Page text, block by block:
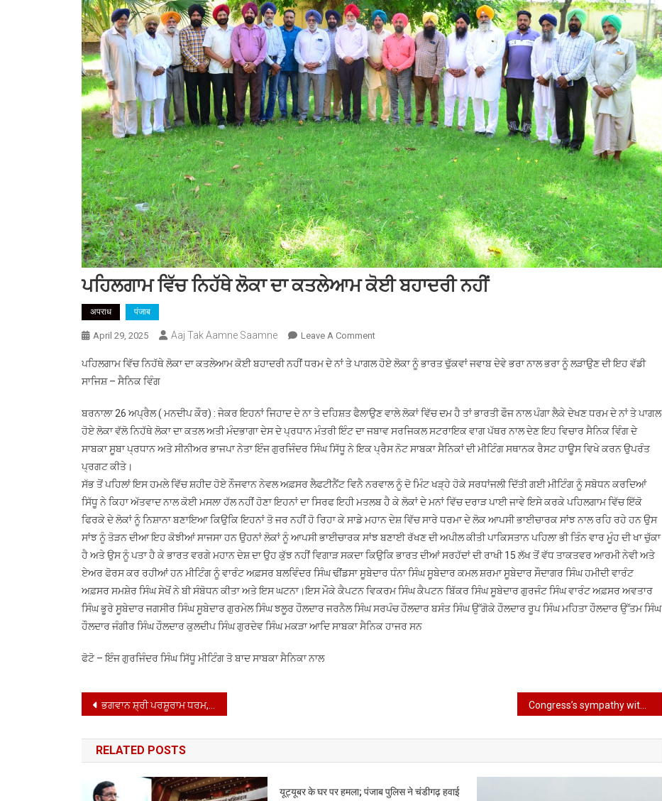
ਪਹਿਲਗਾਮ ਵਿੱਚ ਨਿਹੱਥੇ ਲੋਕਾ ਦਾ ਕਤਲੇਆਮ ਕੋਈ ਬਹਾਦਰੀ ਨਹੀਂ
अपराध पंजाब
April 29, 2025 Aaj Tak Aamne Saamne Leave A CommentOn
ਵਿੱਚ
ਦਾ
ਕਤਲੇਆਮ
ਕੋਈ
ਨਹੀਂ
ਪਹਿਲਗਾਮ ਵਿੱਚ ਨਿਹੱਥੇ ਲੋਕਾ ਦਾ ਕਤਲੇਆਮ ਕੋਈ ਬਹਾਦਰੀ ਨਹੀਂ ਧਰਮ ਦੇ ਨਾਂ ਤੇ ਪਾਗਲ ਹੋਏ ਲੋਕਾ ਨੂੰ ਭਾਰਤ ਢੁੱਕਵਾਂ ਜਵਾਬ ਦੇਵੇ ਭਰਾ ਨਾਲ ਭਰਾ ਨੂੰ ਲੜਾਉਣ ਦੀ ਇਹ ਵੱਡੀ
ਸਾਜਿਸ਼ – ਸੈਨਿਕ ਵਿੰਗ
ਬਰਨਾਲਾ 26 ਅਪ੍ਰੈਲ ( ਮਨਦੀਪ ਕੌਰ) : ਜੇਕਰ ਇਹਨਾਂ ਜਿਹਾਦ ਦੇ ਨਾ ਤੇ ਦਹਿਸ਼ਤ ਫੈਲਾਉਣ ਵਾਲੇ ਲੋਕਾਂ ਵਿੱਚ ਦਮ ਹੈ ਤਾਂ ਭਾਰਤੀ ਫੌਜ ਨਾਲ ਪੰਗਾ ਲੈਕੇ ਦੇਖਣ ਧਰਮ ਦੇ ਨਾਂ ਤੇ ਪਾਗਲ
ਹੋਏ ਲੋਕਾ ਵੱਲੋ ਨਿਹੱਥੇ ਲੋਕਾ ਦਾ ਕਤਲ ਅਤੀ ਮੰਦਭਾਗਾ ਦੇਸ ਦੇ ਪ੍ਰਧਾਨ ਮੰਤਰੀ ਇੰਟ ਦਾ ਜਬਾਵ ਸਰਜਿਕਲ ਸਟਰਾਇਕ ਵਾਗ ਪੱਥਰ ਨਾਲ ਦੇਣ ਇਹ ਵਿਚਾਰ ਸੈਨਿਕ ਵਿੰਗ ਦੇ
ਸਾਬਕਾ ਸੂਬਾ ਪ੍ਰਧਾਨ ਅਤੇ ਸੀਨੀਅਰ ਭਾਜਪਾ ਨੇਤਾ ਇੰਜ ਗੁਰਜਿੰਦਰ ਸਿੰਘ ਸਿੱਧੂ ਨੇ ਇਕ ਪ੍ਰੈਸ ਨੋਟ ਸਾਬਕਾ ਸੈਨਿਕਾਂ ਦੀ ਮੀਟਿੰਗ ਸਥਾਨਕ ਰੈਸਟ ਹਾਊਸ ਵਿਖੇ ਕਰਨ ਉਪਰੰਤ
ਪ੍ਰਗਟ ਕੀਤੇ।
ਸੱਭ ਤੋਂ ਪਹਿਲਾਂ ਇਸ ਹਮਲੇ ਵਿੱਚ ਸ਼ਹੀਦ ਹੋਏ ਨੌਜਵਾਨ ਨੇਵਲ ਅਫ਼ਸਰ ਲੈਫਟੀਨੈਂਟ ਵਿਨੈ ਨਰਵਾਲ ਨੂੰ ਦੋ ਮਿੰਟ ਖੜ੍ਹੇ ਹੋਕੇ ਸਰਧਾਂਜਲੀ ਦਿੱਤੀ ਗਈ ਮੀਟਿੰਗ ਨੂੰ ਸਬੋਧਨ ਕਰਦਿਆਂ
ਸਿੱਧੂ ਨੇ ਕਿਹਾ ਅੱਤਵਾਦ ਨਾਲ ਕੋਈ ਮਸਲਾ ਹੱਲ ਨਹੀਂ ਹੋਣਾ ਇਹਨਾਂ ਦਾ ਸਿਰਫ ਇਹੀ ਮਤਲਬ ਹੈ ਕੇ ਲੋਕਾਂ ਦੇ ਮਨਾਂ ਵਿੱਚ ਦਰਾੜ ਪਾਈ ਜਾਵੇ ਇਸੇ ਕਰਕੇ ਪਹਿਲਗਾਮ ਵਿੱਚ ਇੱਕੋ
ਫਿਰਕੇ ਦੇ ਲੋਕਾਂ ਨੂੰ ਨਿਸ਼ਾਨਾ ਬਣਾਇਆ ਕਿਉਕਿ ਇਹਨਾਂ ਤੋ ਜਰ ਨਹੀਂ ਹੋ ਰਿਹਾ ਕੇ ਸਾਡੇ ਮਹਾਨ ਦੇਸ਼ ਵਿੱਚ ਸਾਰੇ ਧਰਮਾ ਦੇ ਲੋਕ ਆਪਸੀ ਭਾਈਚਾਰਕ ਸਾਂਝ ਨਾਲ ਰਹਿ ਰਹੇ ਹਨ ਉਸ
ਸਾਂਝ ਨੂੰ ਤੋੜਨ ਦੀਆ ਇਹ ਕੋਝੀਆਂ ਸਾਜਸਾ ਹਨ ਉਹਨਾਂ ਲੋਕਾਂ ਨੂੰ ਆਪਸੀ ਭਾਈਚਾਰਕ ਸਾਂਝ ਬਣਾਈ ਰੱਖਣ ਦੀ ਅਪੀਲ ਕੀਤੀ ਪਾਕਿਸਤਾਨ ਪਹਿਲਾ ਭੀ ਤਿੰਨ ਵਾਰ ਮੂੰਹ ਦੀ ਖਾ ਚੁੱਕਾ
ਹੈ ਅਤੇ ਉਸ ਨੂੰ ਪਤਾ ਹੈ ਕੇ ਭਾਰਤ ਵਰਗੇ ਮਹਾਨ ਦੇਸ਼ ਦਾ ਉਹ ਕੁੱਝ ਨਹੀਂ ਵਿਗਾੜ ਸਕਦਾ ਕਿਉਕਿ ਭਾਰਤ ਦੀਆਂ ਸਰਹੱਦਾਂ ਦੀ ਰਾਖੀ 15 ਲੱਖ ਤੋਂ ਵੱਧ ਤਾਕਤਵਰ ਆਰਮੀ ਨੇਵੀ ਅਤੇ
ਏਅਰ ਫੋਰਸ ਕਰ ਰਹੀਆਂ ਹਨ ਮੀਟਿੰਗ ਨੂੰ ਵਾਰੰਟ ਅਫ਼ਸਰ ਬਲਵਿੰਦਰ ਸਿੰਘ ਢੀਂਡਸਾ ਸੂਬੇਦਾਰ ਧੰਨਾ ਸਿੰਘ ਸੂਬੇਦਾਰ ਕਮਲ ਸ਼ਰਮਾ ਸੂਬੇਦਾਰ ਸੌਦਾਗਰ ਸਿੰਘ ਹਮੀਦੀ ਵਾਰੰਟ
ਅਫ਼ਸਰ ਸਮਸ਼ੇਰ ਸਿੰਘ ਸੇਖੋਂ ਨੇ ਬੀ ਸੰਬੋਧਨ ਕੀਤਾ ਅਤੇ ਇਸ ਘਟਨਾ।ਇਸ ਮੌਕੇ ਕੈਪਟਨ ਵਿਕਰਮ ਸਿੰਘ ਕੈਪਟਨ ਬਿੱਕਰ ਸਿੰਘ ਸੂਬੇਦਾਰ ਗੁਰਜੰਟ ਸਿੰਘ ਵਾਰੰਟ ਅਫ਼ਸਰ ਅਵਤਾਰ
ਸਿੰਘ ਭੂਰੇ ਸੂਬੇਦਾਰ ਜਗਸੀਰ ਸਿੰਘ ਸੂਬੇਦਾਰ ਗੁਰਮੇਲ ਸਿੰਘ ਝਲੂਰ ਹੌਲਦਾਰ ਜਰਨੈਲ ਸਿੰਘ ਸਰਪੰਚ ਹੌਲਦਾਰ ਬਸੰਤ ਸਿੰਘ ਉੱਗੋਕੇ ਹੌਲਦਾਰ ਰੂਪ ਸਿੰਘ ਮਹਿਤਾ ਹੌਲਦਾਰ ਉੱਤਮ ਸਿੰਘ
ਹੌਲਦਾਰ ਜੰਗੀਰ ਸਿੰਘ ਹੌਲਦਾਰ ਕੁਲਦੀਪ ਸਿੰਘ ਗੁਰਦੇਵ ਸਿੰਘ ਮਕੜਾ ਆਦਿ ਸਾਬਕਾ ਸੈਨਿਕ ਹਾਜਰ ਸਨ
ਫੋਟੋ – ਇੰਜ ਗੁਰਜਿੰਦਰ ਸਿੰਘ ਸਿੱਧੂ ਮੀਟਿੰਗ ਤੋ ਬਾਦ ਸਾਬਕਾ ਸੈਨਿਕਾ ਨਾਲ
Post
navigation
ਭਗਵਾਨ ਸ਼੍ਰੀ ਪਰਸ਼ੂਰਾਮ ਧਰਮ, ਨਿਆਂ ਤੇ ਤਿਆਗ ਦੇ ਪ੍ਰਤੀਕ: ਅਮਨ ਅਰੋੜਾ Congress’s sympathy with Pakistan is an alarming signal to the nation: Chugh
RELATED POSTS
यूट्यूबर के घर पर हमला; पंजाब पुलिस ने चंडीगढ़ हवाई